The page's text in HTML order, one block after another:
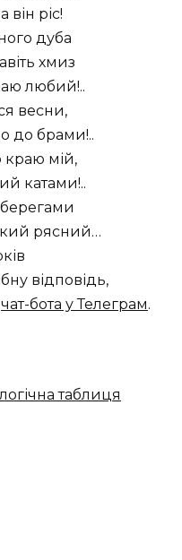
він ріс!
дуба
хмиз
любий!..
весни,
до брами!..
краю мій,
катами!..
рясний…
відповідь,
чат-бота у Телеграм.
таблиця